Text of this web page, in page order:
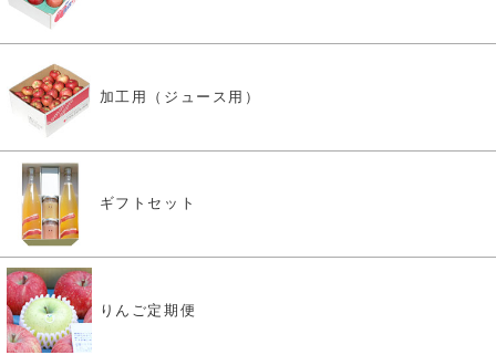
加工用（ジュース用）
ギフトセット
りんご定期便